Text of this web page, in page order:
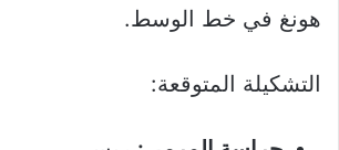
هونغ في خط الوسط.
التشكيلة المتوقعة: